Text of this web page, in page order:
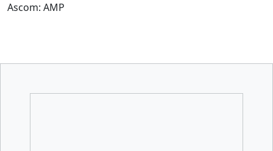
Ascom: AMP